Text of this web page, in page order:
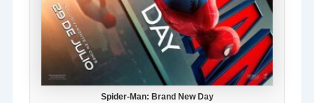
Spider-Man: Brand New Day